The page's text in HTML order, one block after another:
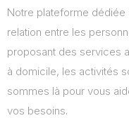
Notre plateforme dédiée
relation entre les
proposant des services
à domicile, les activités
sommes là pour vous
vos besoins.